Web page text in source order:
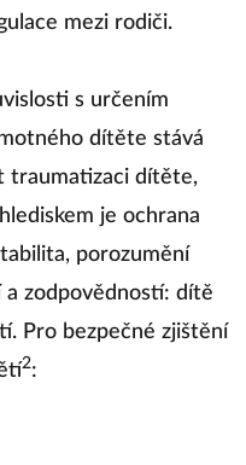
mezi rodiči.
s určením
dítěte stává
traumatizaci dítěte,
je ochrana
porozumění
zodpovědností: dítě
Pro bezpečné zjištění
2: